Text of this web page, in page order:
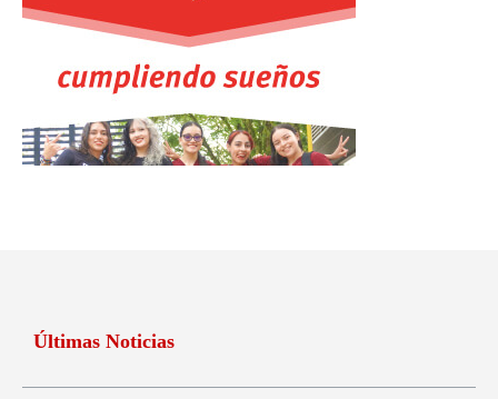
Últimas Noticias